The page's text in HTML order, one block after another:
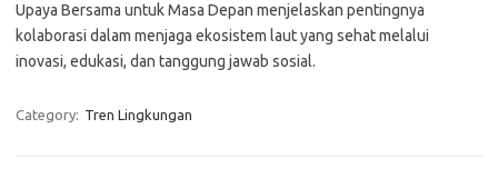
Upaya Bersama untuk Masa Depan menjelaskan pentingnya
kolaborasi dalam menjaga ekosistem laut yang sehat melalui
inovasi, edukasi, dan tanggung jawab sosial.
Category: Tren Lingkungan